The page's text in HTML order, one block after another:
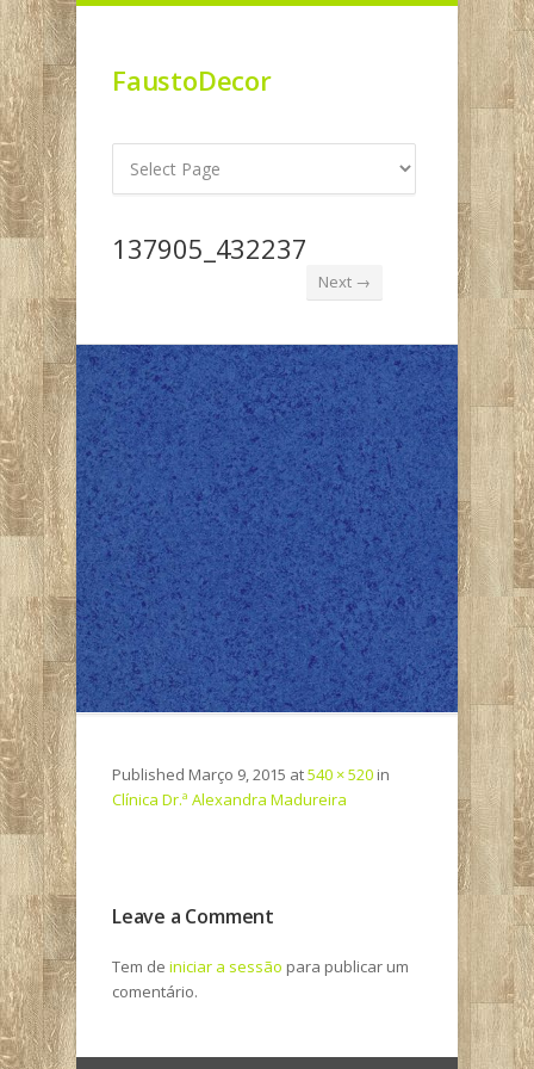
FaustoDecor
137905_432237
Next →
Published Março 9, 2015 at540 × 520 in
Clínica Dr.ª Alexandra Madureira
Leave a Comment
Tem de iniciar a sessão para publicar um
comentário.